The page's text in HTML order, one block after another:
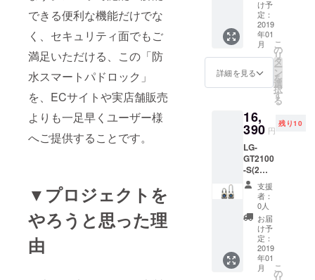
できる便利な機能だけでな
く、セキュリティ面でもご
満足いただける、この「防
水スマートパドロック」
を、ECサイトや実店舗販売
よりも一足早くユーザー様
へご提供することです。
▼プロジェクトを
やろうと思った理
由
「3%」
OFF！
販売価
格：
9,690円
（税
込）
⇒
（税
込）
け予
定：
2019
年01
月
詳細を見る
こ
の
リ
タ
ー
ン
を
選
択
す
る
16,
390 円
残り10
LG-
GT2100
-S(2
台）
キャン
プファ
イヤ特
「5%」
OFF！
販売価
格：
支援
者：
0人
お届
け予
定：
2019
年01
月
こ
の